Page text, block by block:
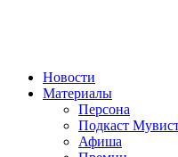
Новости
Материалы
Персона
Подкаст
Афиша